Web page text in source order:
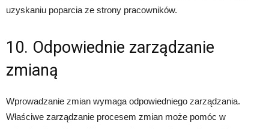
uzyskaniu poparcia ze strony pracowników.
10. Odpowiednie zarządzanie
zmianą
Wprowadzanie zmian wymaga odpowiedniego zarządzania.
Właściwe zarządzanie procesem zmian może pomóc w